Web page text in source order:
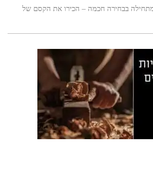
מתחילה בבחירה חכמה – הכירו את הקסם של